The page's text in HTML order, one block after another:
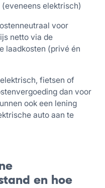
elektrisch)
voor
netto via de
laadkosten (privé én
fietsen of
dan voor
ook een lening
auto aan te
en hoe